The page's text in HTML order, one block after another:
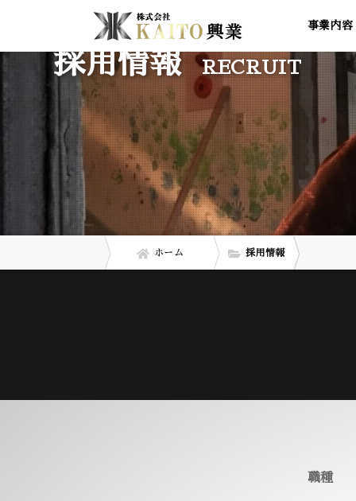
事業内容
採用情報 RECRUIT
ホーム 採用情報
職種